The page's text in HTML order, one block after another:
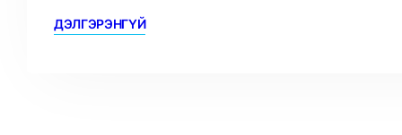
ДЭЛГЭРЭНГҮЙ